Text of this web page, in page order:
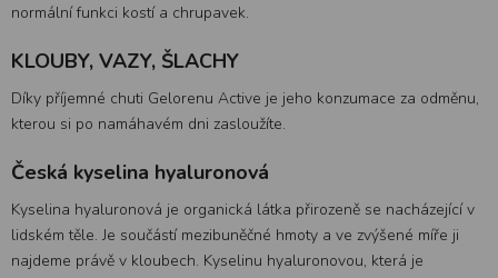
normální funkci kostí a chrupavek.
KLOUBY, VAZY, ŠLACHY
Díky příjemné chuti Gelorenu Active je jeho konzumace za odměnu,
kterou si po namáhavém dni zasloužíte.
Česká kyselina hyaluronová
Kyselina hyaluronová je organická látka přirozeně se nacházející v
lidském těle. Je součástí mezibuněčné hmoty a ve zvýšené míře ji
najdeme právě v kloubech. Kyselinu hyaluronovou, která je